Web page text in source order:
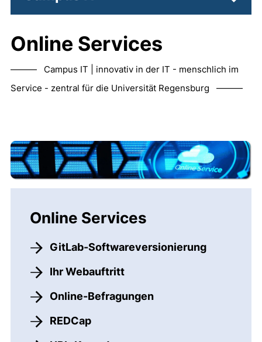
Online Services
——— Campus IT | innovativ in der IT - menschlich im
Service - zentral für die Universität Regensburg ———
Online Services
GitLab-Softwareversionierung
Ihr Webauftritt
Online-Befragungen
REDCap